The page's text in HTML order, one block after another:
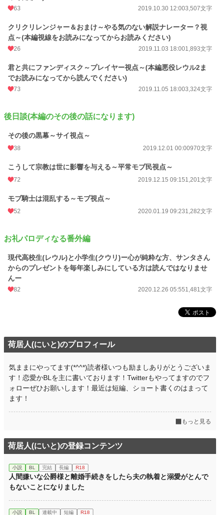
63 2019.10.30 12:003,507文字
クリクリレンジャー＆おまけ～やる気のない解説ナレーター？視
点～(本編視線をお読みになってからお読みください)
26 2019.11.03 18:001,893文字
君と共にファンディスク～プレイヤー視点～(本編悪役レウル2ま
でお読みになってから読んでください)
73 2019.11.05 18:003,324文字
後日談(本編のその後の話になります)
その後の黒幕～サイ視点～
38 2019.12.01 00:00970文字
こうして宗教は世に影響を与える～平常モブ民視点～
72 2019.12.15 09:151,201文字
モブ騎士は混乱する～モブ視点～
52 2020.01.19 09:231,282文字
お礼パロディなる番外編
現代高校生(レウル)と小学生(クウリ)ー心が純粋な方、サンタさん
からのプレゼントを毎年楽しみにしている方は読んではなりませ
んー
82 2020.12.26 05:551,481文字
荷居人(にいと)のプロフィール
気ままにやってます(*^^*)読者様いつも励ましありがとうございま
す！恋愛かBLを主に書いております！Twitterもやってますのでフ
ォローぜひお願いします！最近は短編、ショート書くのはまって
ます！
もっと見る
荷居人(にいと)の登録コンテンツ
小説 BL 完結 長編 R18
人間嫌いな公爵様と離婚手続きをしたら夫の執着と溺愛がとんで
もないことになりました
小説 BL 連載中 短編 R18